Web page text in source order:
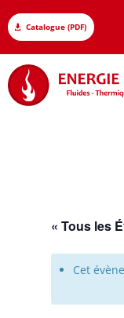
 Catalogue (PDF)
« Tous les
Cet